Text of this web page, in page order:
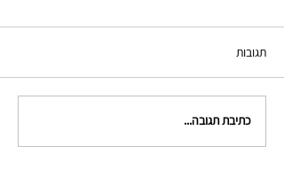
תגובות
כתיבת תגובה...